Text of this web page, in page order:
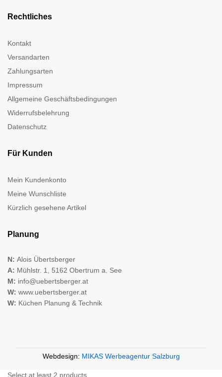
Rechtliches
Kontakt
Versandarten
Zahlungsarten
Impressum
Allgemeine Geschäftsbedingungen
Widerrufsbelehrung
Datenschutz
Für Kunden
Mein Kundenkonto
Meine Wunschliste
Kürzlich gesehene Artikel
Planung
N: Alois Übertsberger
A: Mühlstr. 1, 5162 Obertrum a. See
M: info@uebertsberger.at
W: www.uebertsberger.at
W: Küchen Planung & Technik
Webdesign: MIKAS Werbeagentur Salzburg
Select at least 2 products